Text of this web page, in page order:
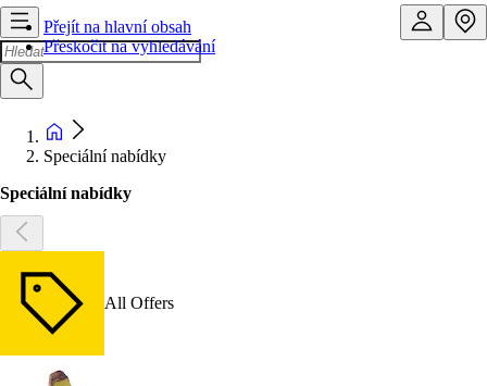
Přejít na hlavní obsah
Přeskočit na vyhledávání
Speciální nabídky
Speciální nabídky
All Offers